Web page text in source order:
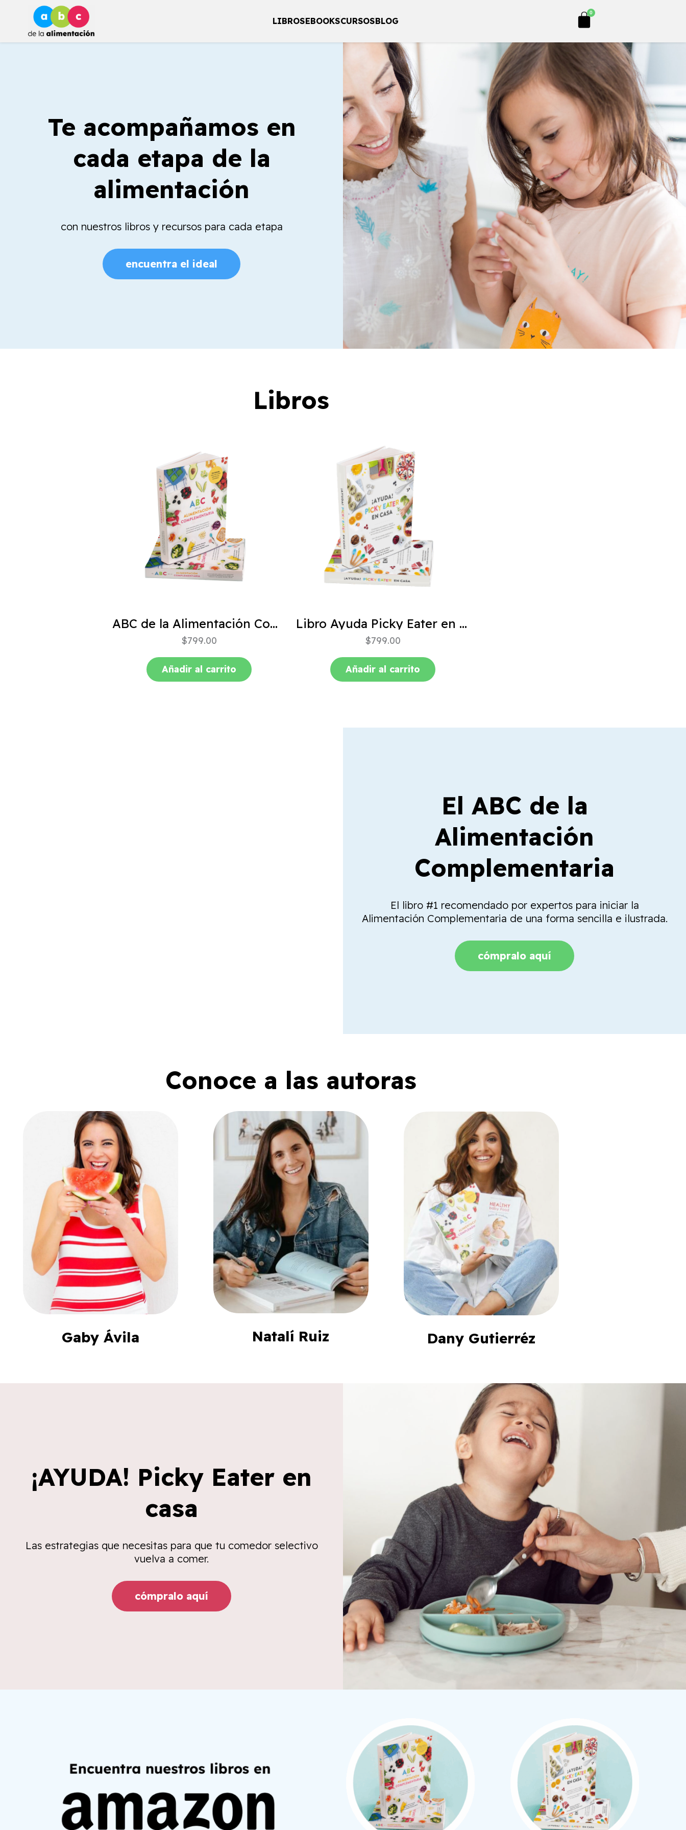
contenido
LIBROSEBOOKSCURSOSBLOG
0
Cart
Te acompañamos en
cada etapa de la
alimentación
con nuestros libros y recursos para cada etapa
encuentra el ideal
Libros
ABC de la Alimentación Complementaria 4ta edición
$799.00
Añadir al carrito
Libro Ayuda Picky Eater en casa
$799.00
Añadir al carrito
El ABC de la
Alimentación
Complementaria
El libro #1 recomendado por expertos para iniciar la
Alimentación Complementaria de una forma sencilla e ilustrada.
cómpralo aquí
Conoce a las autoras
Gaby Ávila Natalí Ruiz Dany Gutierréz
¡AYUDA! Picky Eater en
casa
Las estrategias que necesitas para que tu comedor selectivo
vuelva a comer.
cómpralo aquí